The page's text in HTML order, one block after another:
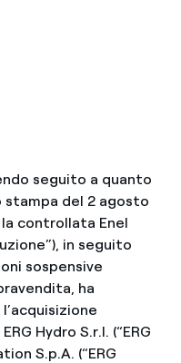
seguito a quanto
stampa del 2 agosto
la controllata Enel
in seguito
sospensive
ha
Hydro S.r.l. (“ERG
S.p.A. (“ERG